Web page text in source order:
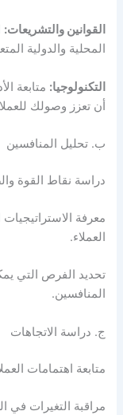
القوانين والتشريعات:
المحلية والدولية
التكنولوجيا: متابعة
أن تعزز وصولك
ب. تحليل المنافسين
دراسة نقاط القوة
معرفة
العملاء.
تحديد الفرص التي
المنافسين.
ج. دراسة الاتجاهات
متابعة اهتمامات
مراقبة التغيرات في